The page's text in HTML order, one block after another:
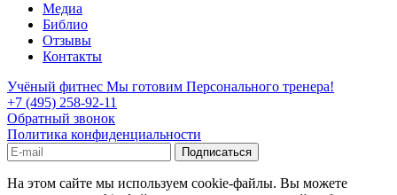
Медиа
Библио
Отзывы
Контакты
Учёный фитнес Мы готовим Персонального тренера!
+7 (495) 258-92-11
Обратный звонок
Политика конфиденциальности
На этом сайте мы используем cookie-файлы. Вы можете